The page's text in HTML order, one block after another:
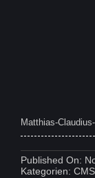
Matthias-
Published On:
Kategorien: